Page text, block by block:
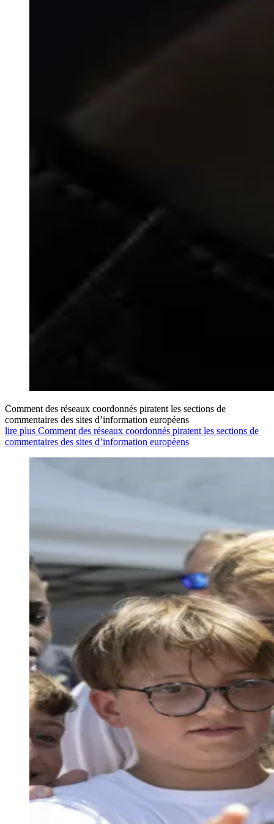
Comment des réseaux coordonnés piratent les sections de
commentaires des sites d’information européens
lire plus Comment des réseaux coordonnés piratent les sections de
commentaires des sites d’information européens